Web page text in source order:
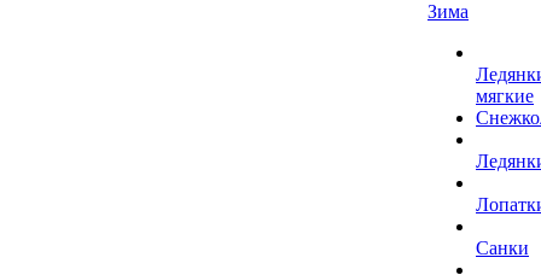
Зима
мягкие
Санки